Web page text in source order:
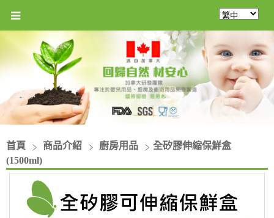
首頁 商品介紹 廚房用品
全矽膠伸縮保鮮盒
(1500ml)